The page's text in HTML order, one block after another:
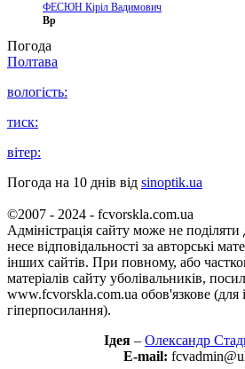
ФЕСЮН Кіріл Вадимович
Вр
Погода
Полтава
вологість:
тиск:
вітер:
Погода на 10 днів від sinoptik.ua
©2007 - 2024 - fcvorskla.com.ua
Адміністрація сайту може не
несе відповідальності за авторські
інших сайтів. При повному, або
матеріалів сайту уболівальників,
www.fcvorskla.com.ua обов'язкове (для
гіперпосилання).
Ідея – Олександр
E-mail: